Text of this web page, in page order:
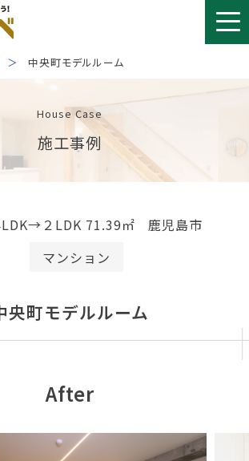
中央町モデルルーム
House Case
施工事例
２LDK 71.39㎡
鹿児島市
マンション
央町モデルルーム
After